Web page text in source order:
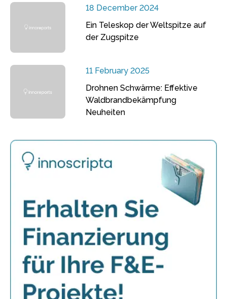
18 December 2024
Ein Teleskop der Weltspitze auf
der Zugspitze
11 February 2025
Drohnen Schwärme: Effektive
Waldbrandbekämpfung
Neuheiten